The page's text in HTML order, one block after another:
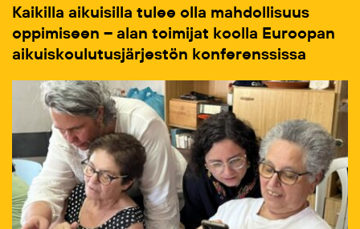
Kaikilla aikuisilla tulee olla mahdollisuus
oppimiseen – alan toimijat koolla Euroopan
aikuiskoulutusjärjestön konferenssissa